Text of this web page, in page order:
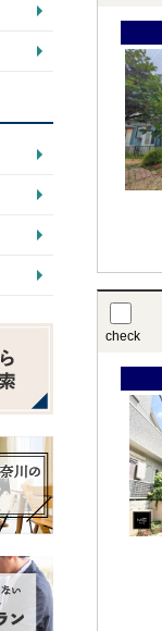
check